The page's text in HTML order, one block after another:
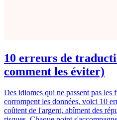
10 erreurs de
comment les éviter)
Des idiomes qui ne passent pas les
corrompent les données, voici 10
coûtent de l'argent, abîment des